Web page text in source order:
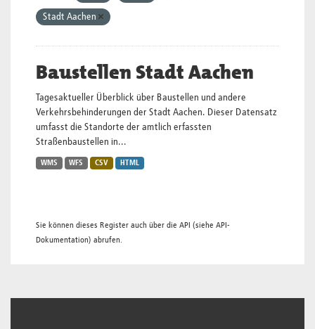
Stadt Aachen
Baustellen Stadt Aachen
Tagesaktueller Überblick über Baustellen und andere
Verkehrsbehinderungen der Stadt Aachen. Dieser Datensatz
umfasst die Standorte der amtlich erfassten
Straßenbaustellen in...
WMS WFS CSV HTML
Sie können dieses Register auch über die API (siehe API-
Dokumentation) abrufen.